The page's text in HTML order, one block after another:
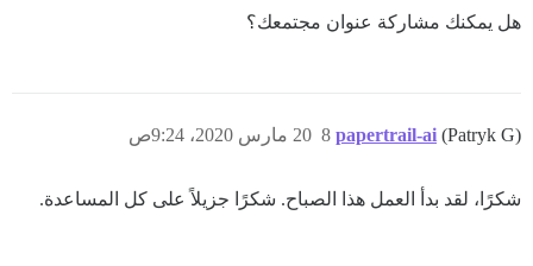
هل يمكنك مشاركة عنوان مجتمعك؟
papertrail-ai (Patryk G) 20 مارس 2020، 9:24ص 8
شكرًا، لقد بدأ العمل هذا الصباح. شكرًا جزيلاً على كل المساعدة.